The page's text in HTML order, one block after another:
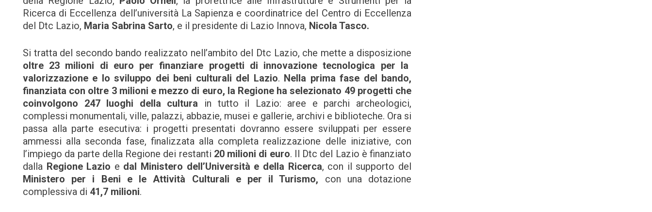
Ricerca di Eccellenza dell’università La Sapienza e coordinatrice del Centro di Eccellenza
del Dtc Lazio, Maria Sabrina Sarto, e il presidente di Lazio Innova, Nicola Tasco.
Si tratta del secondo bando realizzato nell’ambito del Dtc Lazio, che mette a disposizione
oltre 23 milioni di euro per finanziare progetti di innovazione tecnologica per la
valorizzazione e lo sviluppo dei beni culturali del Lazio. Nella prima fase del bando,
finanziata con oltre 3 milioni e mezzo di euro, la Regione ha selezionato 49 progetti che
coinvolgono 247 luoghi della cultura in tutto il Lazio: aree e parchi archeologici,
complessi monumentali, ville, palazzi, abbazie, musei e gallerie, archivi e biblioteche. Ora si
passa alla parte esecutiva: i progetti presentati dovranno essere sviluppati per essere
ammessi alla seconda fase, finalizzata alla completa realizzazione delle iniziative, con
l’impiego da parte della Regione dei restanti 20 milioni di euro. Il Dtc del Lazio è finanziato
dalla Regione Lazio e dal Ministero dell’Università e della Ricerca, con il supporto del
Ministero per i Beni e le Attività Culturali e per il Turismo, con una dotazione
complessiva di 41,7 milioni.